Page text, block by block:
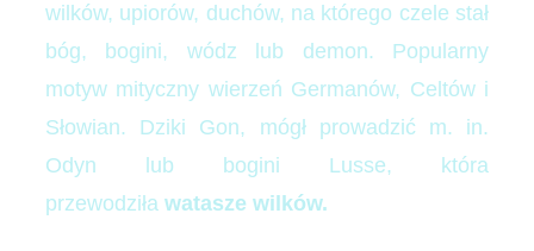
wilków, upiorów, duchów, na którego czele stał
bóg, bogini, wódz lub demon. Popularny
motyw mityczny wierzeń Germanów, Celtów i
Słowian. Dziki Gon, mógł prowadzić m. in.
Odyn lub bogini Lusse, która
przewodziła watasze wilków.